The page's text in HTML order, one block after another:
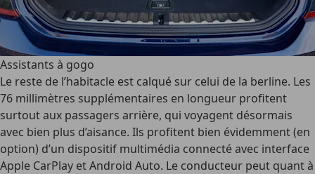
Assistants à gogo
Le reste de l’habitacle est calqué sur celui de la berline. Les
76 millimètres supplémentaires en longueur profitent
surtout aux passagers arrière, qui voyagent désormais
avec bien plus d’aisance. Ils profitent bien évidemment (en
option) d’un dispositif multimédia connecté avec interface
Apple CarPlay et Android Auto. Le conducteur peut quant à